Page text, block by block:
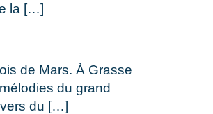
la […]
de Mars. À Grasse
du grand
du […]